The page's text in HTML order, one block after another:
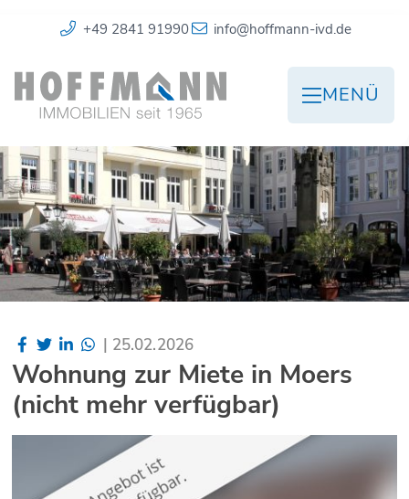
+49 2841 91990 info@hoffmann-ivd.de
MENÜ
| 25.02.2026
Wohnung zur Miete in Moers
(nicht mehr verfügbar)